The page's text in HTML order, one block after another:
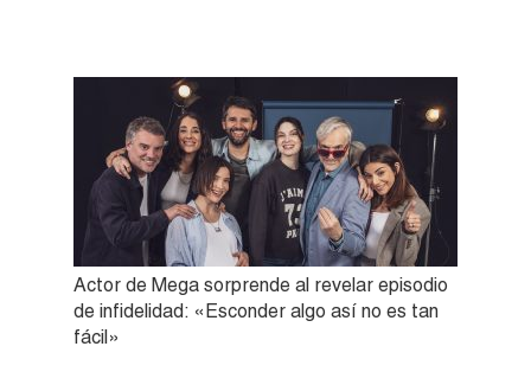
Actor de Mega sorprende al revelar episodio
de infidelidad: «Esconder algo así no es tan
fácil»